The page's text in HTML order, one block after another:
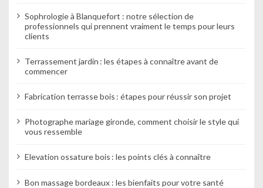
Sophrologie à Blanquefort : notre sélection de
professionnels qui prennent vraiment le temps pour leurs
clients
Terrassement jardin : les étapes à connaître avant de
commencer
Fabrication terrasse bois : étapes pour réussir son projet
Photographe mariage gironde, comment choisir le style qui
vous ressemble
Elevation ossature bois : les points clés à connaître
Bon massage bordeaux : les bienfaits pour votre santé